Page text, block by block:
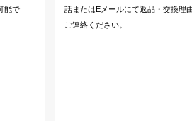
能で
話またはEメールにて返品・交換理
ご連絡ください。